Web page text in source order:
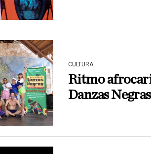
CULTURA
Ritmo
Danzas Negras